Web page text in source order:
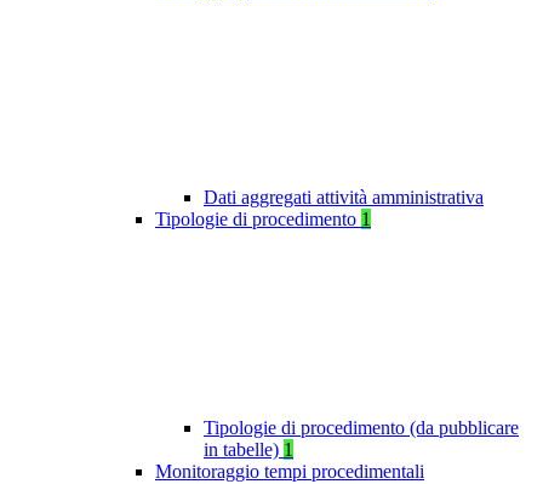
Dati aggregati attività amministrativa
Tipologie di procedimento 1
Tipologie di procedimento (da pubblicare
in tabelle) 1
Monitoraggio tempi procedimentali